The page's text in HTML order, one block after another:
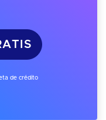
de crédito